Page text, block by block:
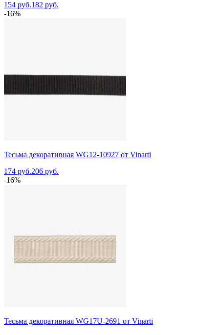
154 руб.182 руб.
-16%
Тесьма декоративная WG12-10927 от Vinarti
174 руб.206 руб.
-16%
Тесьма декоративная WG17U-2691 от Vinarti